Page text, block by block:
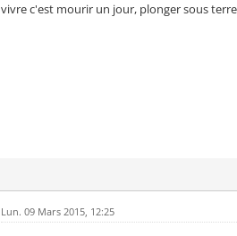
vivre c'est mourir un jour, plonger sous
Lun. 09 Mars 2015, 12:25